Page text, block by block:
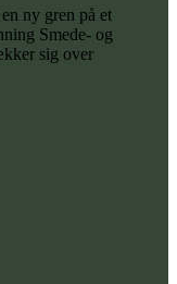
ny gren på et
Smede- og
sig over